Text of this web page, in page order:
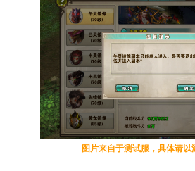
图片来自于测试服，具体请以